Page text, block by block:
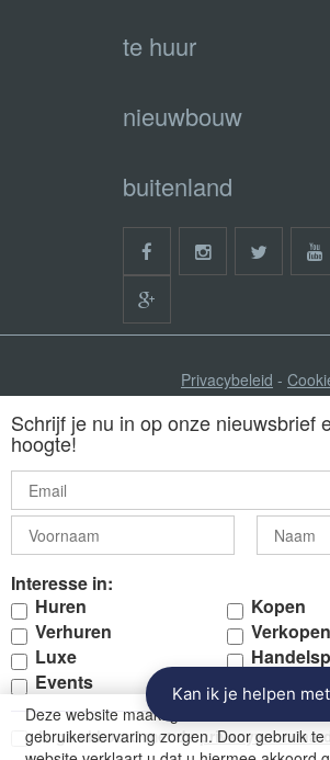
te huur
nieuwbouw
buitenland
Privacybeleid -
Schrijf je nu in op onze nieuwsbrief
hoogte!
Interesse in:
Huren
Kopen
Verhuren
Verkopen
Luxe
Events
Ik ga akkoord met de
Deze website maakt gebruik van cookies
gebruikerservaring zorgen. Door gebruik